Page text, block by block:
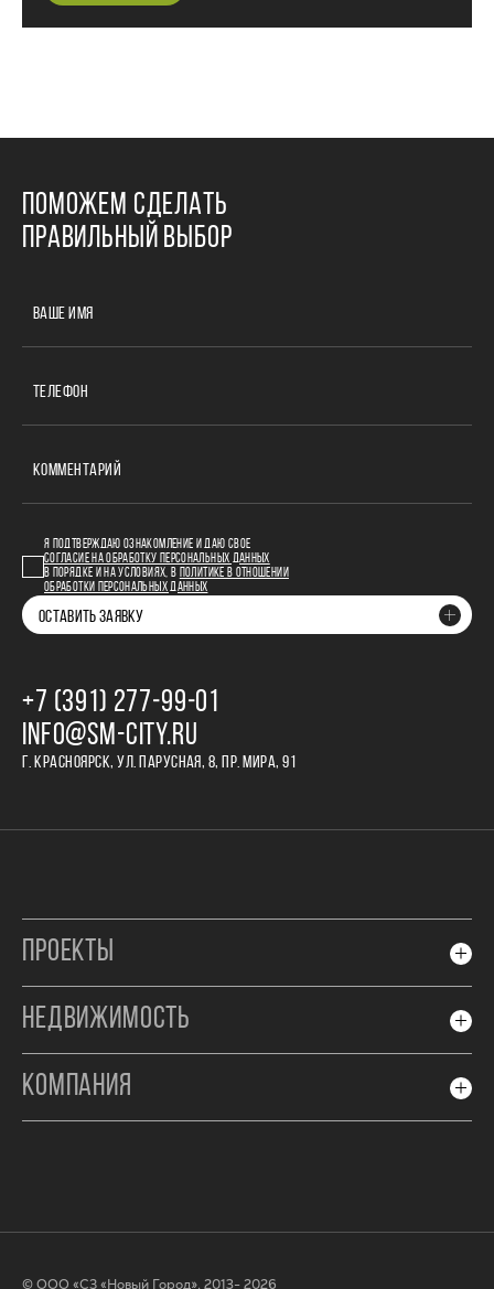
ПОМОЖЕМ СДЕЛАТЬ
ПРАВИЛЬНЫЙ ВЫБОР
ВАШЕ ИМЯ
ТЕЛЕФОН
КОММЕНТАРИЙ
Я ПОДТВЕРЖДАЮ ОЗНАКОМЛЕНИЕ И ДАЮ СВОЕ
СОГЛАСИЕ НА ОБРАБОТКУ ПЕРСОНАЛЬНЫХ ДАННЫХ
В ПОРЯДКЕ И НА УСЛОВИЯХ, В
ПОЛИТИКЕ В ОТНОШЕНИИ
ОБРАБОТКИ ПЕРСОНАЛЬНЫХ ДАННЫХ
ОСТАВИТЬ ЗАЯВКУ
+7 (391) 277‒99‒01
INFO@SM-CITY.RU
Г. КРАСНОЯРСК, УЛ. ПАРУСНАЯ, 8, ПР. МИРА, 91
ПРОЕКТЫ
НЕДВИЖИМОСТЬ
КОМПАНИЯ
© ООО «СЗ «Новый Город», 2013- 2026